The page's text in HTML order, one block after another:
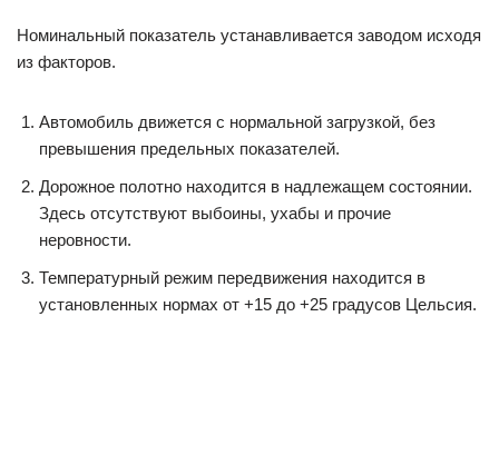
Номинальный показатель устанавливается заводом исходя
из факторов.
Автомобиль движется с нормальной загрузкой, без
превышения предельных показателей.
Дорожное полотно находится в надлежащем состоянии.
Здесь отсутствуют выбоины, ухабы и прочие
неровности.
Температурный режим передвижения находится в
установленных нормах от +15 до +25 градусов Цельсия.